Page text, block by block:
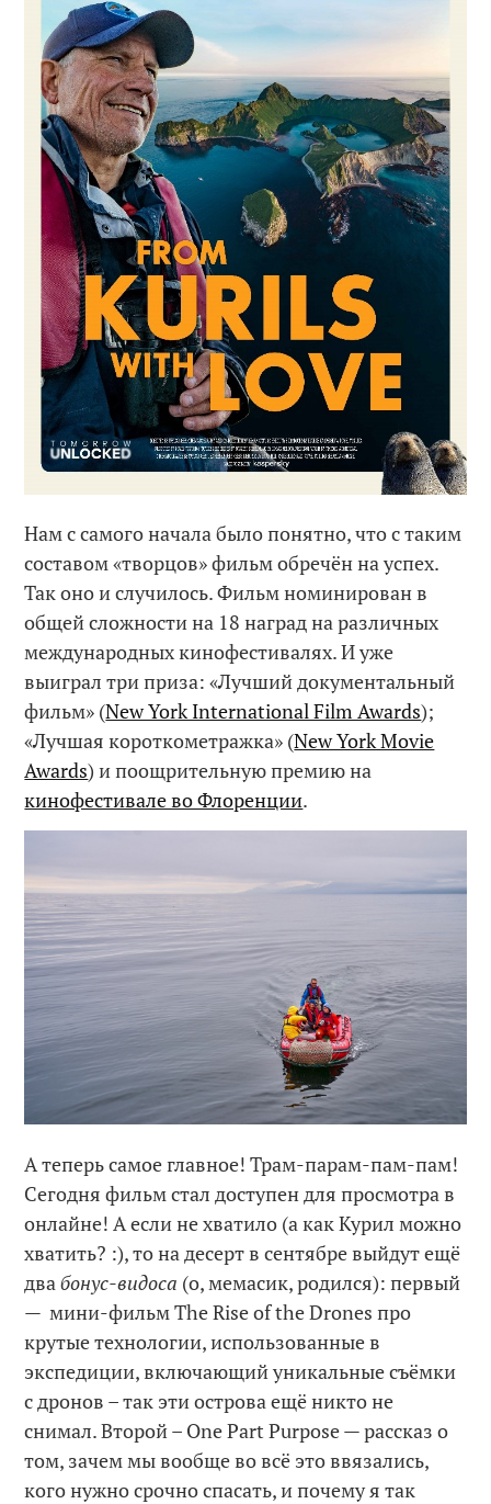
Нам с самого начала было понятно, что с таким
составом «творцов» фильм обречён на успех.
Так оно и случилось. Фильм номинирован в
общей сложности на 18 наград на различных
международных кинофестивалях. И уже
выиграл три приза: «Лучший документальный
фильм» (New York International Film Awards);
«Лучшая короткометражка» (New York Movie
Awards) и поощрительную премию на
кинофестивале во Флоренции.
А теперь самое главное! Трам-парам-пам-пам!
Сегодня фильм стал доступен для просмотра в
онлайне! А если не хватило (а как Курил можно
хватить? :), то на десерт в сентябре выйдут ещё
двабонус-видоса (о, мемасик, родился): первый
— мини-фильм The Rise of the Drones про
крутые технологии, использованные в
экспедиции, включающий уникальные съёмки
с дронов – так эти острова ещё никто не
снимал. Второй – One Part Purpose — рассказ о
том, зачем мы вообще во всё это ввязались,
кого нужно срочно спасать, и почему я так